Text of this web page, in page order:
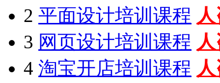
2 平面设计培训课程
3 网页设计培训课程
4 淘宝开店培训课程